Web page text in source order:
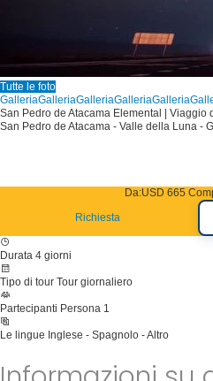
Tutte le foto
GalleriaGalleriaGalleriaGalleriaGalleria
San Pedro de Atacama Elemental | Viaggio
San Pedro de Atacama - Valle della Luna -
Da:USD 665
Richiesta
Durata 4 giorni
Tipo di tour Tour giornaliero
Partecipanti Persona 1
Le lingue Inglese - Spagnolo - Altro